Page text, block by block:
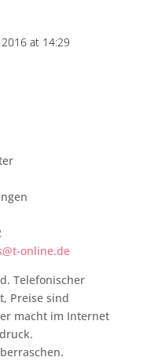
at 14:29
online.de
Telefonischer
Preise sind
macht im Internet